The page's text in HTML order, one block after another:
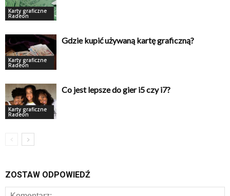
Karty graficzne
Radeon
Karty graficzne
Radeon
Gdzie kupić używaną kartę graficzną?
Karty graficzne
Radeon
Co jest lepsze do gier i5 czy i7?
ZOSTAW ODPOWIEDŹ